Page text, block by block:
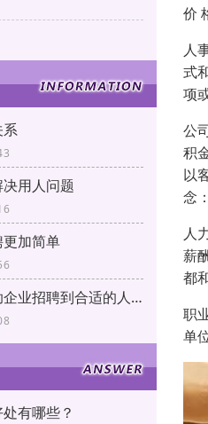
系
用人问题
加简单
人力资源公司可以快速帮助企业招聘到合适的人才
有哪些？
价
人
式
项
公
积
以
念
人
薪
都
职
单